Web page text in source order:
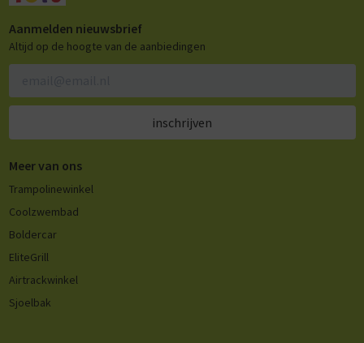
Aanmelden nieuwsbrief
Altijd op de hoogte van de aanbiedingen
inschrijven
Meer van ons
Trampolinewinkel
Coolzwembad
Boldercar
EliteGrill
Airtrackwinkel
Sjoelbak